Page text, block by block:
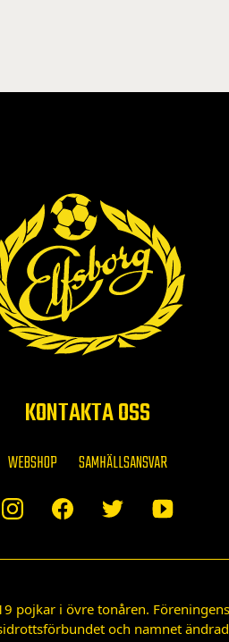
KONTAKTA OSS
WEBSHOP SAMHÄLLSANSVAR
pojkar i övre tonåren.
och namnet